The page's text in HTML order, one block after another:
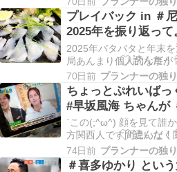
定...ではどこから？
ットコム)経由の予約情報
国内のホテルを装った不
ージが大勢の客に届いて
で、Booking.comの日本
キング・ドット…
プレイバック in ＃
2025年を振り返って
入ってま寿司 少し身
口がコリコリでうま
＃てっさ を師走に食
び。
2025年バタバタと年末
局あんまり個人的な事が
かったので久しぶりに時
時に尼崎へ阪神尼崎です
3か月以上空いたお店に
づ顔を出して行った勿論
にもそしててっさがあっ
ましたそぎ切りの身が透
ど、、、、ではなく少…
70日前 プランナーの独
ちょっとぷれいばっ
#早坂風海 ちゃんが
を卒業した時
`この(;^ω^) 顔を見て誰
方関西人です間違いなく
昔 嘉門達夫氏が歌ってい
っと君は関西人 間違い
74日前 プランナーの独
＃喜多ゆかり とい